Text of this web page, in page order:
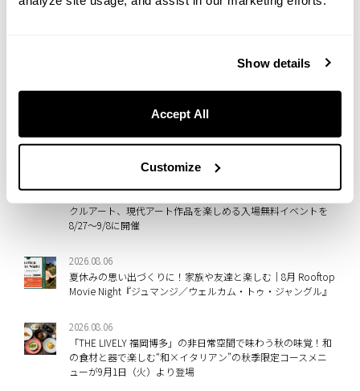
Show details
Accept All
Customize
各線「恵比寿」駅から徒歩10分、東急東横線「代官山」駅から徒
NEW
クルアート、現代アート作品を楽しめる入場無料イベントを
8/27～9/8に開催
2026.08.06
夏休みの思い出づくりに！家族や友達と楽しむ｜8月 Rooftop
Movie Night『ジュマンジ／ウェルカム・トゥ・ジャングル』
2026.08.06
「THE LIVELY 福岡博多」の非日常空間で味わう秋の味覚！和
の食材と器で楽しむ“和×イタリアン”の秋季限定コースメニ
ューが9月1日（火）より登場